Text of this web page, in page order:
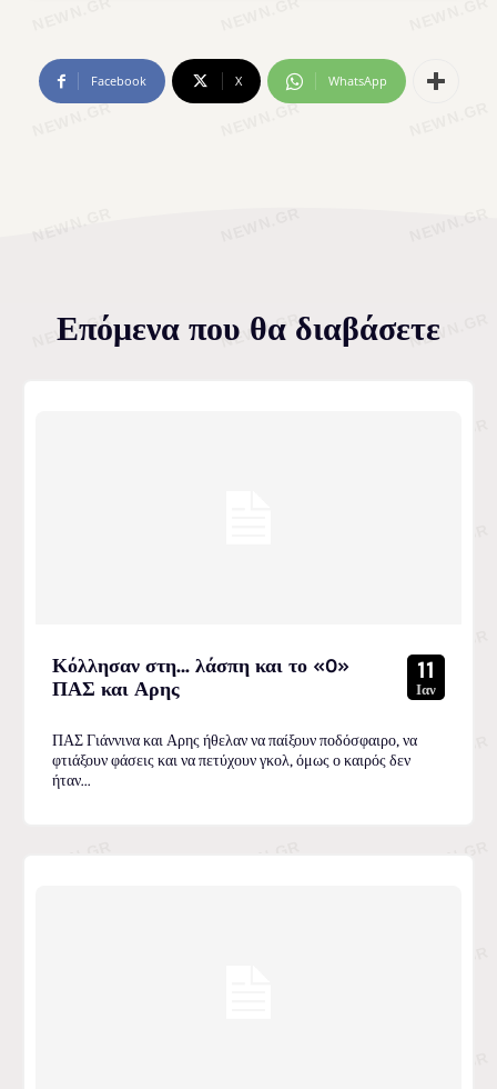
Facebook X WhatsApp
Επόμενα που θα διαβάσετε
Κόλλησαν στη… λάσπη και το «0»
ΠΑΣ και Αρης
11
Ιαν
ΠΑΣ Γιάννινα και Αρης ήθελαν να παίξουν ποδόσφαιρο, να
φτιάξουν φάσεις και να πετύχουν γκολ, όμως ο καιρός δεν
ήταν...